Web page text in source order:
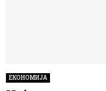
ЕКОНОМИЈА